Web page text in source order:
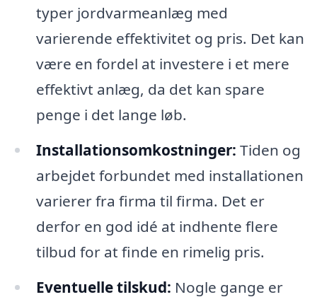
typer jordvarmeanlæg med
varierende effektivitet og pris. Det kan
være en fordel at investere i et mere
effektivt anlæg, da det kan spare
penge i det lange løb.
Installationsomkostninger: Tiden og
arbejdet forbundet med installationen
varierer fra firma til firma. Det er
derfor en god idé at indhente flere
tilbud for at finde en rimelig pris.
Eventuelle tilskud: Nogle gange er